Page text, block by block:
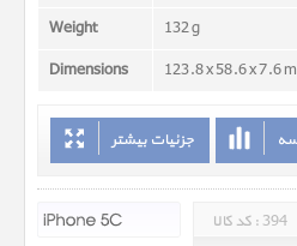
Weight
132 g
Dimensions
123.8 x 58.6 x 7.6
جزئیات بیشتر
کد کالا : 394